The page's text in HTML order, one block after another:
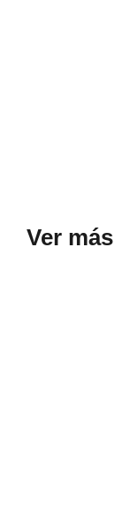
Ver más